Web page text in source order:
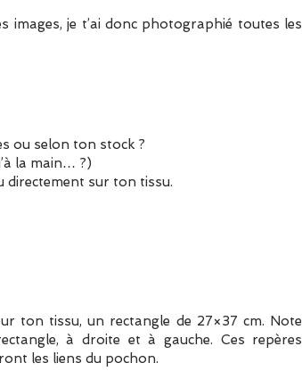
je t’ai donc photographié toutes les
ou selon ton stock ?
la main… ?)
directement sur ton tissu.
ton tissu, un rectangle de 27×37 cm. Note
à droite et à gauche. Ces repères
les liens du pochon.